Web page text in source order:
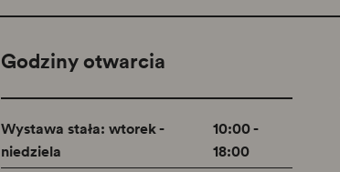
Godziny otwarcia
Wystawa stała: wtorek -
niedziela
10:00 -
18:00